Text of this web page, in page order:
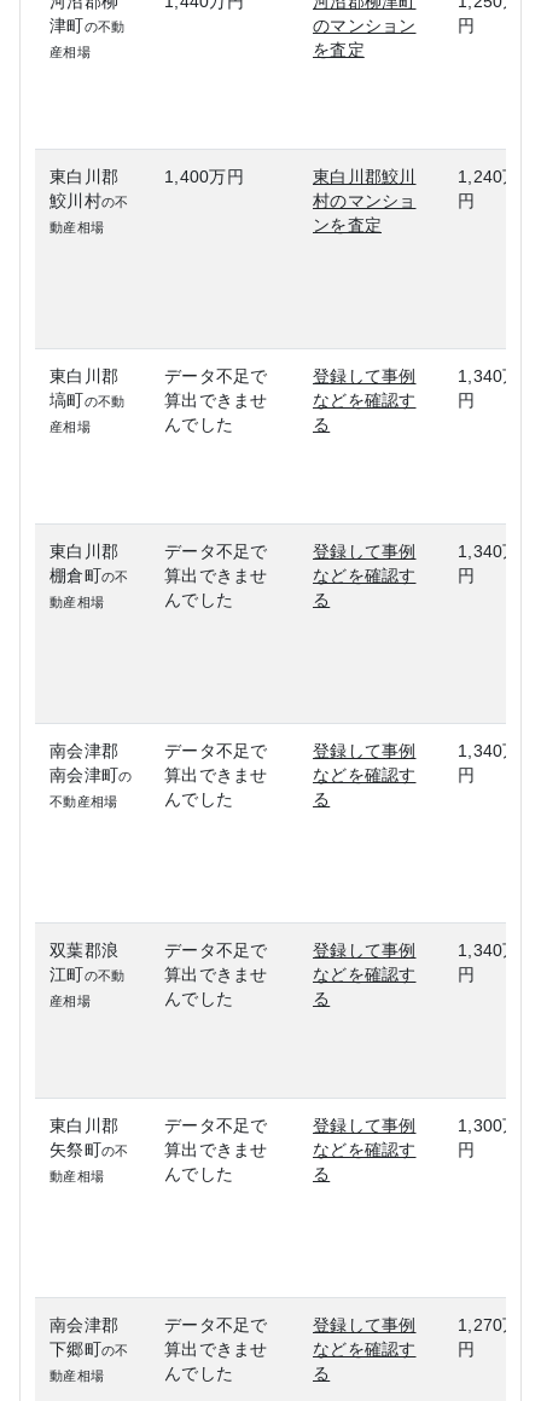
津町の不動
産相場
のマンション
を査定
円
東白川郡
鮫川村の不
動産相場
1,400万円
東白川郡鮫川
村のマンショ
ンを査定
1,240万
円
東白川郡
塙町の不動
産相場
データ不足で
算出できませ
んでした
登録して事例
などを確認す
る
1,340万
円
東白川郡
棚倉町の不
動産相場
データ不足で
算出できませ
んでした
登録して事例
などを確認す
る
1,340万
円
南会津郡
南会津町の
不動産相場
データ不足で
算出できませ
んでした
登録して事例
などを確認す
る
1,340万
円
双葉郡浪
江町の不動
産相場
データ不足で
算出できませ
んでした
登録して事例
などを確認す
る
1,340万
円
東白川郡
矢祭町の不
動産相場
データ不足で
算出できませ
んでした
登録して事例
などを確認す
る
1,300万
円
南会津郡
下郷町の不
動産相場
データ不足で
算出できませ
んでした
登録して事例
などを確認す
る
1,270万
円